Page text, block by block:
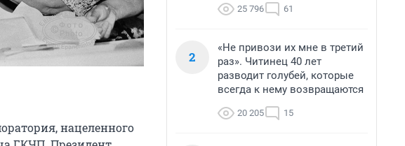
нацеленного
25 796 61
2
«Не привози их мне в третий
раз». Читинец 40 лет
разводит голубей, которые
всегда к нему возвращаются
20 205 15